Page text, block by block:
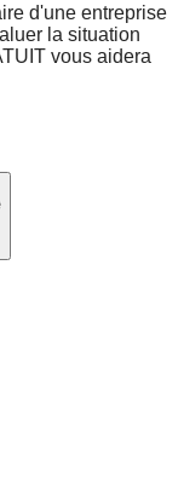
d'une entreprise
la situation
vous aidera